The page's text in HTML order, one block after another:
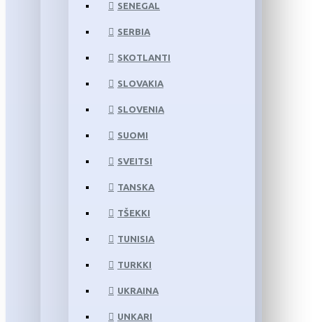
SENEGAL
SERBIA
SKOTLANTI
SLOVAKIA
SLOVENIA
SUOMI
SVEITSI
TANSKA
TŠEKKI
TUNISIA
TURKKI
UKRAINA
UNKARI